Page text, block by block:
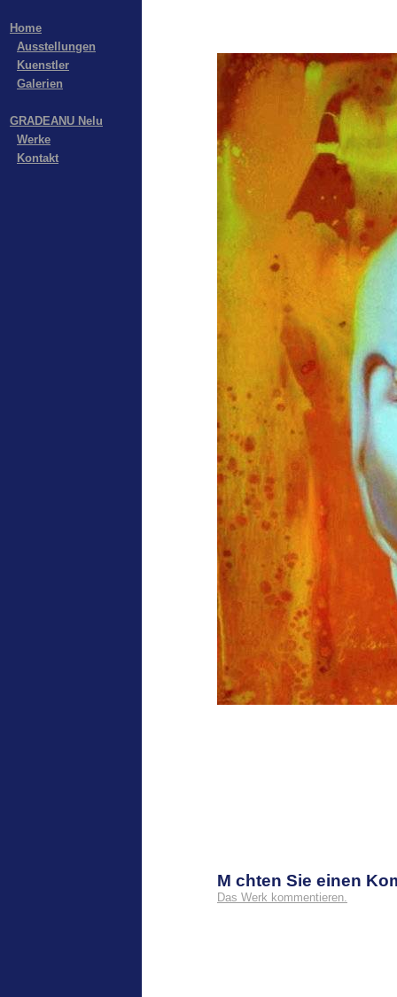
Home
Ausstellungen
Kuenstler
Galerien
GRADEANU Nelu
Werke
Kontakt
M chten Sie einen
Das Werk kommentieren.